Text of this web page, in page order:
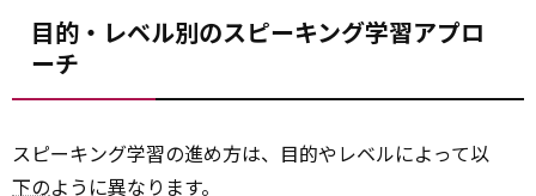
目的・レベル別のスピーキング学習アプロ
ーチ
スピーキング学習の進め方は、目的やレベルによって以
下のように異なります。